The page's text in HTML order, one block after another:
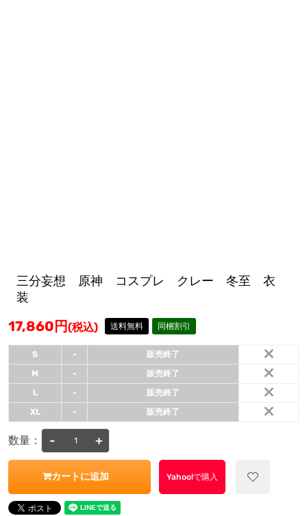
三分妄想 原神 コスプレ クレー 冬至 衣
装
17,860 円(税込) 送料無料 同梱割引
S - 販売終了 ×
M - 販売終了 ×
L - 販売終了 ×
XL - 販売終了 ×
数量： - +
カートに追加 Yahoo!で購入